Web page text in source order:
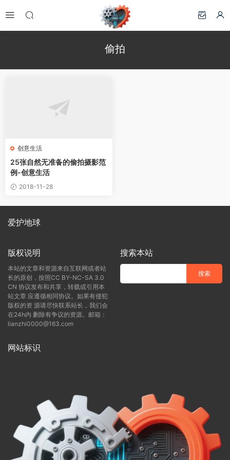
偷拍
创意生活
25张自然无准备的偷拍摄影范
例-创意生活
2018-11-28
爱护地球
版权说明
本站的文章和资源来自互联网或者站
长的原创，按照CC BY-NC-SA 3.0
CN 协议发布和共享，转载或引用本
站文章 应遵循相同协议。如果有侵犯
版权的资 源请尽快联系站长，我们会
在24h内 删除有争议的资源。邮箱：
lianzhi0000@163.com
搜索本站
网站标识